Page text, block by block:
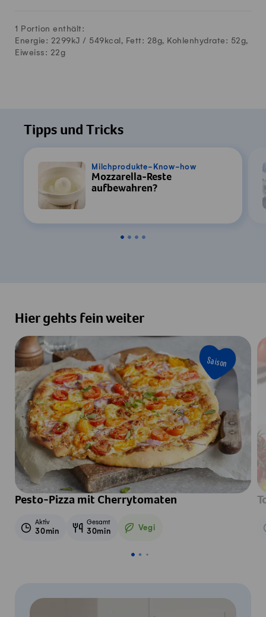
1 Portion enthält:
Energie: 2299kJ / 549 kcal, Fett: 28g, Kohlenhydrate: 52g,
Eiweiss: 22g
Tipps und Tricks
Milchprodukte-Know-how
Mozzarella-Reste
aufbewahren?
Hier gehts fein weiter
Saison
Pesto-Pizza mit Cherrytomaten
Aktiv
30min
Gesamt
30min Vegi
Vegetarisch